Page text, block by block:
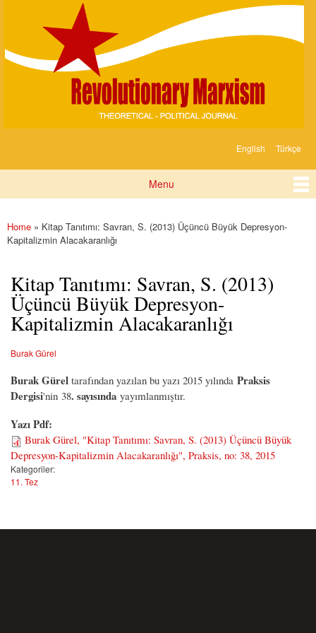
content
Marksizm
English Türkçe
Menu
You are here
Home » Kitap Tanıtımı: Savran, S. (2013) Üçüncü Büyük Depresyon-
Kapitalizmin Alacakaranlığı
Kitap Tanıtımı: Savran, S. (2013)
Üçüncü Büyük Depresyon-
Kapitalizmin Alacakaranlığı
Burak Gürel
Burak Gürel tarafından yazılan bu yazı 2015 yılında Praksis
Dergisi'nin 38. sayısında yayımlanmıştır.
Yazı Pdf:
Burak Gürel, "Kitap Tanıtımı: Savran, S. (2013) Üçüncü Büyük
Depresyon-Kapitalizmin Alacakaranlığı", Praksis, no: 38, 2015
Kategoriler:
11. Tez